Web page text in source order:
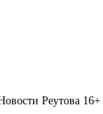
Реутова